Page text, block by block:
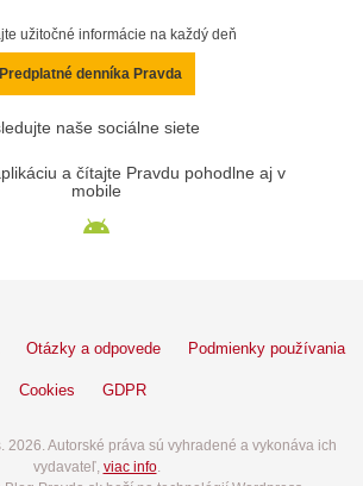
užitočné informácie na každý deň
Predplatné denníka Pravda
naše sociálne siete
a čítajte Pravdu pohodlne aj v
mobile
Otázky a odpovede Podmienky používania
Cookies GDPR
2026. Autorské práva sú vyhradené a vykonáva ich
vydavateľ, viac info.